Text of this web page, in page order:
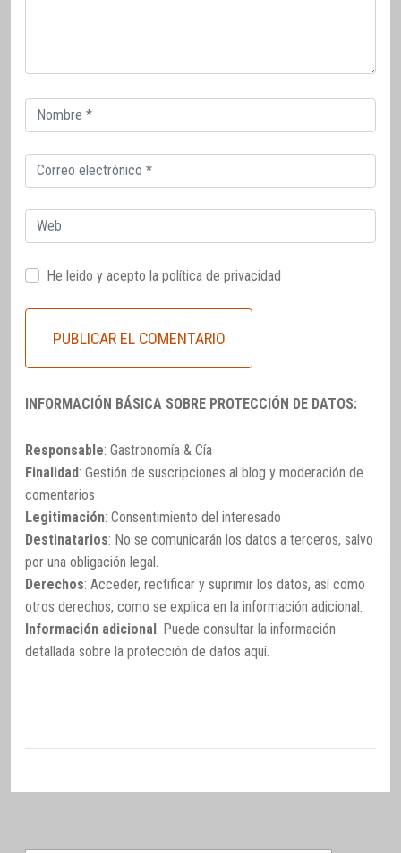
Correo
electrónico
Correo
electrónico
Web
He leido y acepto la política de privacidad
INFORMACIÓN BÁSICA SOBRE PROTECCIÓN DE DATOS:
Responsable: Gastronomía & Cía
Finalidad: Gestión de suscripciones al blog y moderación de
comentarios
Legitimación: Consentimiento del interesado
Destinatarios: No se comunicarán los datos a terceros, salvo
por una obligación legal.
Derechos: Acceder, rectificar y suprimir los datos, así como
otros derechos, como se explica en la información adicional.
Información adicional: Puede consultar la información
detallada sobre la protección de datos aquí.